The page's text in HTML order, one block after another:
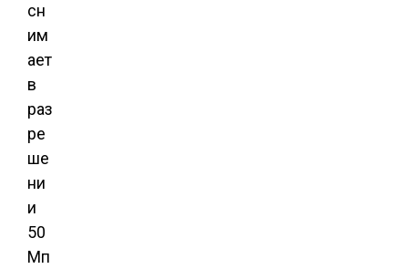
сн
им
ает
в
раз
ре
ше
ни
и
50
Мп